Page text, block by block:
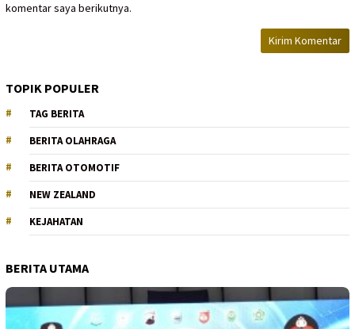
komentar saya berikutnya.
TOPIK POPULER
TAG BERITA
BERITA OLAHRAGA
BERITA OTOMOTIF
NEW ZEALAND
KEJAHATAN
BERITA UTAMA